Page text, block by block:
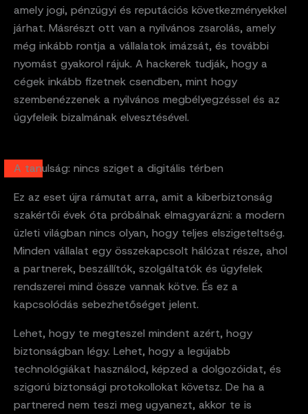
amely jogi, pénzügyi és reputációs következményekkel
járhat. Másrészt ott van a nyilvános zsarolás, amely
még inkább rontja a vállalatok imázsát, és további
nyomást gyakorol rájuk. A hackerek tudják, hogy a
cégek inkább fizetnek csendben, mint hogy
szembenézzenek a nyilvános megbélyegzéssel és az
ügyfeleik bizalmának elvesztésével.
A tanulság: nincs sziget a digitális térben
Ez az eset újra rámutat arra, amit a kiberbiztonság
szakértői évek óta próbálnak elmagyarázni: a modern
üzleti világban nincs olyan, hogy teljes elszigeteltség.
Minden vállalat egy összekapcsolt hálózat része, ahol
a partnerek, beszállítók, szolgáltatók és ügyfelek
rendszerei mind össze vannak kötve. És ez a
kapcsolódás sebezhetőséget jelent.
Lehet, hogy te megteszel mindent azért, hogy
biztonságban légy. Lehet, hogy a legújabb
technológiákat használod, képzed a dolgozóidat, és
szigorú biztonsági protokollokat követsz. De ha a
partnered nem teszi meg ugyanezt, akkor te is